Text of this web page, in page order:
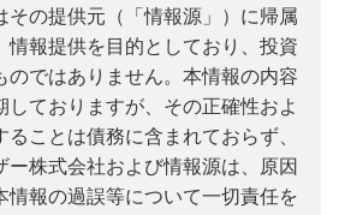
その提供元（「情報源」）に帰属
情報提供を目的としており、投資
のではありません。本情報の内容
しておりますが、その正確性およ
ことは債務に含まれておらず、
ー株式会社および情報源は、原因
情報の過誤等について一切責任を